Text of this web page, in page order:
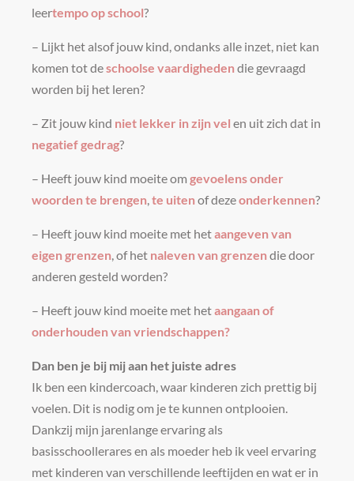
leertempo op school?
– Lijkt het alsof jouw kind, ondanks alle inzet, niet kan
komen tot deschoolse vaardighedendie gevraagd
worden bij het leren?
– Zit jouw kind niet lekker in zijn vel en uit zich dat in
negatief gedrag?
– Heeft jouw kind moeite om gevoelens onder
woorden te brengen,te uitenof dezeonderkennen?
– Heeft jouw kind moeite met hetaangeven van
eigen grenzen, of het naleven van grenzendie door
anderen gesteld worden?
– Heeft jouw kind moeite met hetaangaan of
onderhouden van vriendschappen?
Dan ben je bij mij aan het juiste adres
Ik ben een kindercoach, waar kinderen zich prettig bij
voelen. Dit is nodig om je te kunnen ontplooien.
Dankzij mijn jarenlange ervaring als
basisschoollerares en als moeder heb ik veel ervaring
met kinderen van verschillende leeftijden en wat er in